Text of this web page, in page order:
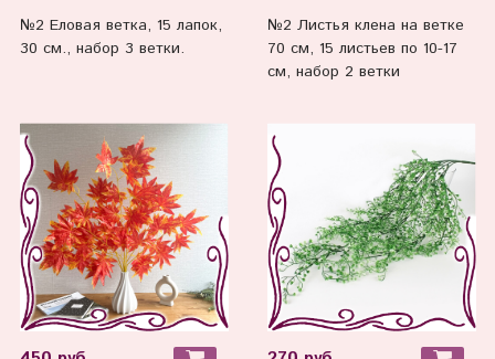
№2 Еловая ветка, 15 лапок,
30 см., набор 3 ветки.
№2 Листья клена на ветке
70 см, 15 листьев по 10-17
см, набор 2 ветки